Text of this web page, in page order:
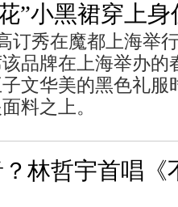
”小黑裙穿上
订秀在魔都上海举
品牌在上海举办的
文华美的黑色礼服
料之上。
林哲宇首唱《